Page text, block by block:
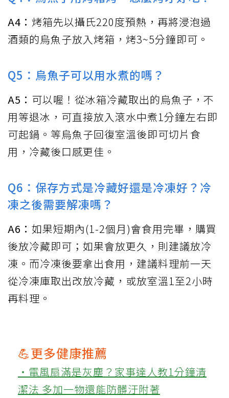
A4： 烤箱先以攝氏220度預熱，再將浸泡過
酒類的烏魚子放入烤箱，烤3~5分鐘即可。
Q5：烏魚子可以用水煮的嗎？
A5： 可以喔！從冰箱冷藏取出的烏魚子，不
用等退冰，可直接放入滾水中煮1分鐘左右即
可起鍋。等烏魚子回復室溫後即可切片食
用，冷藏後口感更佳。
Q6：保存方式是冷藏好還是冷凍好？冷
凍之後需要解凍嗎？
A6： 如果短期內(1-2個月)會食用完畢，購買
後放冷藏即可；如果會放更久，則建議放冷
凍。而冷凍後要拿出食用，建議料理前一天
從冷凍庫取出改放冷藏，或放室溫1至2小時
再料理。
💪更多健康推薦
‧電風扇滿是灰塵？家事達人教1分鐘清
潔法 多加一物還能防髒汙附著